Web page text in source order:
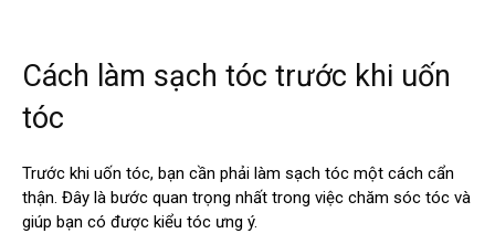
Cách làm sạch tóc trước khi uốn
tóc
Trước khi uốn tóc, bạn cần phải làm sạch tóc một cách cẩn
thận. Đây là bước quan trọng nhất trong việc chăm sóc tóc và
giúp bạn có được kiểu tóc ưng ý.